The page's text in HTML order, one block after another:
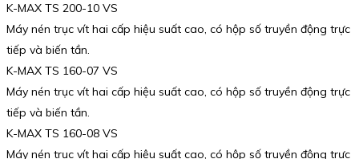
K-MAX TS 200-10 VS
Máy nén trục vít hai cấp hiệu suất cao, có hộp số truyền động trực
tiếp và biến tần.
K-MAX TS 160-07 VS
Máy nén trục vít hai cấp hiệu suất cao, có hộp số truyền động trực
tiếp và biến tần.
K-MAX TS 160-08 VS
Máy nén trục vít hai cấp hiệu suất cao, có hộp số truyền động trực